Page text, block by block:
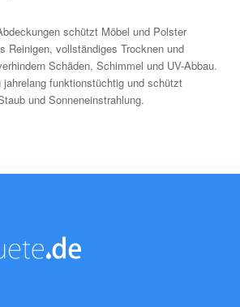
schützt Möbel und Polster
Reinigen, vollständiges Trocknen und
Schäden, Schimmel und UV-Abbau.
funktionstüchtig und schützt
und Sonneneinstrahlung.